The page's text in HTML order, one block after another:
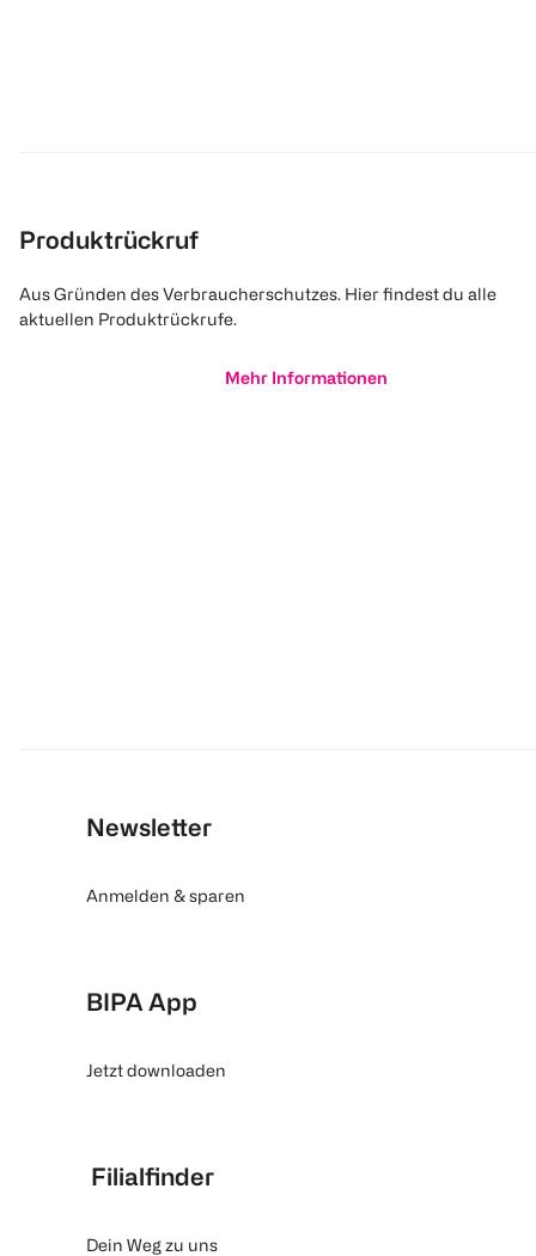
Produktrückruf
Aus Gründen des Verbraucherschutzes. Hier findest du alle
aktuellen Produktrückrufe.
Mehr Informationen
Newsletter
Anmelden & sparen
BIPA App
Jetzt downloaden
Filialfinder
Dein Weg zu uns